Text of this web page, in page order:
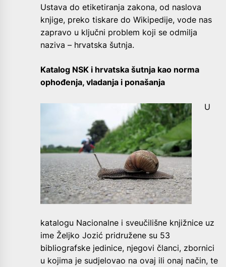
Ustava do etiketiranja zakona, od naslova
knjige, preko tiskare do Wikipedije, vode nas
zapravo u ključni problem koji se odmilja
naziva – hrvatska šutnja.
Katalog NSK i hrvatska šutnja kao norma
ophođenja, vladanja i ponašanja
U
katalogu Nacionalne i sveučilišne knjižnice uz
ime Željko Jozić pridružene su 53
bibliografske jedinice, njegovi članci, zbornici
u kojima je sudjelovao na ovaj ili onaj način, te